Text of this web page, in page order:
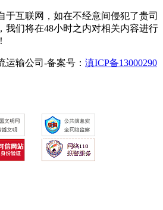
于互联网，如在不经意间侵犯了贵司
我们将在48小时之内对相关内容进行
运输公司-备案号： 滇ICP备13000290